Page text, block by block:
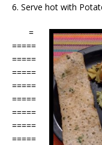
6. Serve hot with
=
=====
=====
=====
=====
=====
=====
=====
=====